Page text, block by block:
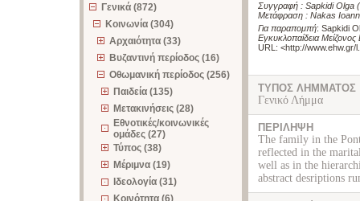
Γενικά (872)
Κοινωνία (304)
Αρχαιότητα (33)
Βυζαντινή περίοδος (16)
Οθωμανική περίοδος (256)
Παιδεία (135)
Μετακινήσεις (28)
Εθνοτικές/κοινωνικές
ομάδες (27)
Τύπος (38)
Μέριμνα (19)
Ιδεολογία (31)
Κοινότητα (6)
Συγγραφή : Sapkidi Olga
Μετάφραση : Nakas
Για παραπομπή: Sapkidi
Εγκυκλοπαίδεια
URL: <http://www.ehw.gr/
ΤΥΠΟΣ ΛΗΜΜΑΤΟΣ
Γενικό Λήμμα
ΠΕΡΙΛΗΨΗ
The family in the
reflected in the
well as in the
abstract desriptions